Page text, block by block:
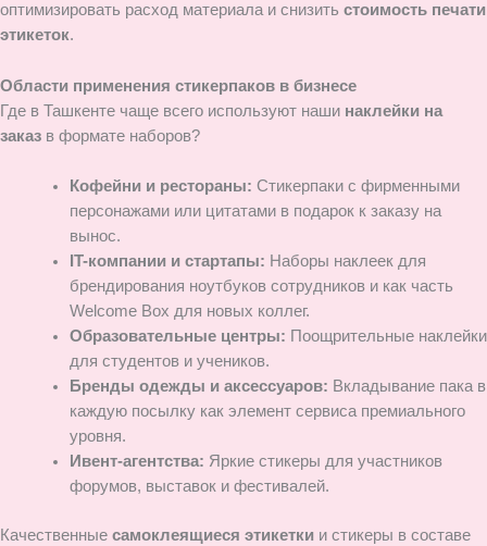
оптимизировать расход материала и снизить стоимость печати
этикеток.
Области применения стикерпаков в бизнесе
Где в Ташкенте чаще всего используют наши наклейки на
заказ в формате наборов?
Кофейни и рестораны: Стикерпаки с фирменными
персонажами или цитатами в подарок к заказу на
вынос.
IT-компании и стартапы: Наборы наклеек для
брендирования ноутбуков сотрудников и как часть
Welcome Box для новых коллег.
Образовательные центры: Поощрительные наклейки
для студентов и учеников.
Бренды одежды и аксессуаров: Вкладывание пака в
каждую посылку как элемент сервиса премиального
уровня.
Ивент-агентства: Яркие стикеры для участников
форумов, выставок и фестивалей.
Качественные самоклеящиеся этикетки и стикеры в составе